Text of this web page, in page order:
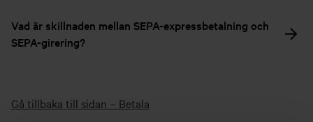
Vad är skillnaden mellan SEPA-expressbetalning och
SEPA-girering?
Gå tillbaka till sidan – Betala